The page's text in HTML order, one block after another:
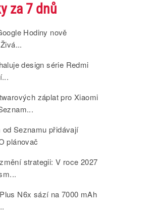
za 7 dnů
Hodiny nově
design série Redmi
záplat pro Xiaomi
od Seznamu přidávají
plánovač
strategii: V roce 2027
N6x sází na 7000 mAh